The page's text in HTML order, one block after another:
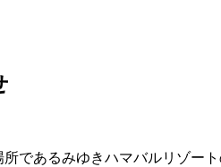
であるみゆきハマバルリゾー